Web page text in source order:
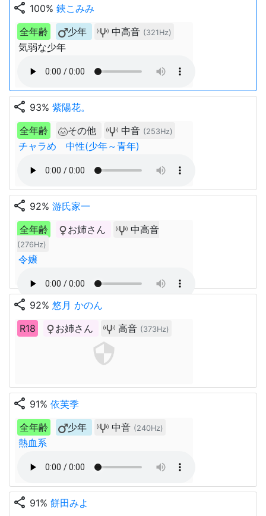
share 100% 鋏こみみ
全年齢
少年 中高音 (321Hz)
気弱な少年
share 93% 紫陽花。
全年齢
その他 中音 (253Hz)
チャラめ 中性(少年～青年)
share 92% 游氏家一
全年齢
お姉さん 中高音
(276Hz)
令嬢
share 92% 悠月 かのん
R18
お姉さん 高音 (373Hz)
share 91% 依芙季
全年齢
少年 中音 (240Hz)
熱血系
share 91% 餅田みよ